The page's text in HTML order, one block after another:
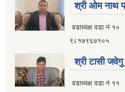
श्री ओम नाथ
वडाध्यक्ष वडा नं १०
९८१७९६७१०५
श्री टासी जवेगु
वडाध्यक्ष वडा नं ११